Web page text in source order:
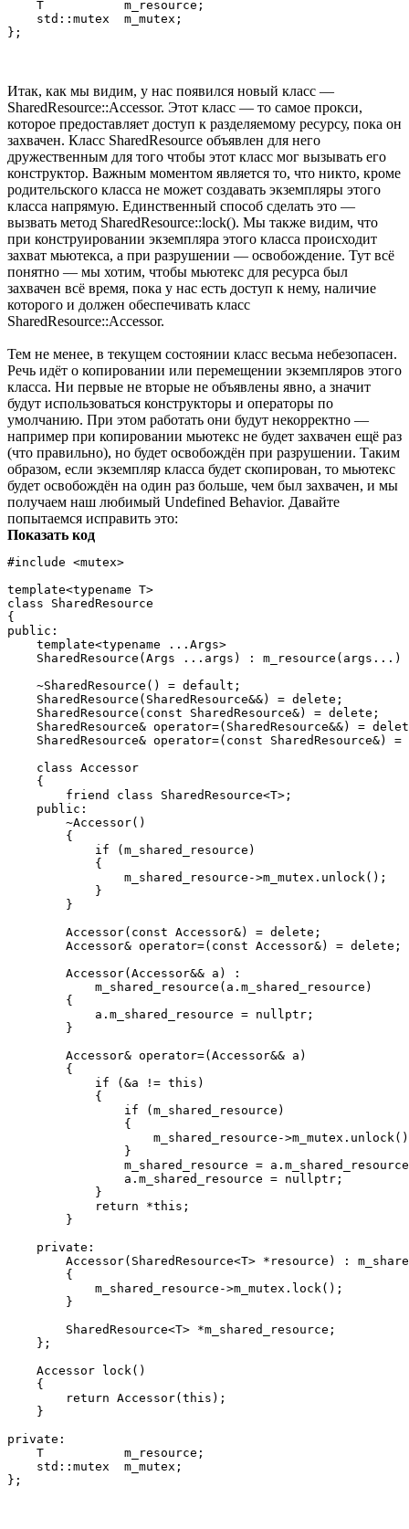
    T           m_resource;
    std::mutex  m_mutex;
Итак, как мы видим, у нас появился новый класс —
SharedResource::Accessor. Этот класс — то самое прокси,
которое предоставляет доступ к разделяемому ресурсу, пока он
захвачен. Класс SharedResource объявлен для него
дружественным для того чтобы этот класс мог вызывать его
конструктор. Важным моментом является то, что никто, кроме
родительского класса не может создавать экземпляры этого
класса напрямую. Единственный способ сделать это —
вызвать метод SharedResource::lock(). Мы также видим, что
при конструировании экземпляра этого класса происходит
захват мьютекса, а при разрушении — освобождение. Тут всё
понятно — мы хотим, чтобы мьютекс для ресурса был
захвачен всё время, пока у нас есть доступ к нему, наличие
которого и должен обеспечивать класс
SharedResource::Accessor.
Тем не менее, в текущем состоянии класс весьма небезопасен.
Речь идёт о копировании или перемещении экземпляров этого
класса. Ни первые не вторые не объявлены явно, а значит
будут использоваться конструкторы и операторы по
умолчанию. При этом работать они будут некорректно —
например при копировании мьютекс не будет захвачен ещё раз
(что правильно), но будет освобождён при разрушении. Таким
образом, если экземпляр класса будет скопирован, то мьютекс
будет освобождён на один раз больше, чем был захвачен, и мы
получаем наш любимый Undefined Behavior. Давайте
попытаемся исправить это:
Показать код
#include <mutex>
template<typename T>
class SharedResource
{
public:
    template<typename ...Args>
SharedResource(Args ...args) : m_resource(args...)
    ~SharedResource() = default;
    SharedResource(SharedResource&&) = delete;
    SharedResource(const SharedResource&) = delete;
SharedResource& operator=(SharedResource&&) =
SharedResource& operator=(const SharedResource&) =
    class Accessor
    {
        friend class SharedResource<T>;
    public:
        ~Accessor()
        {
            if (m_shared_resource)
            {
                m_shared_resource->m_mutex.unlock();
            }
        }
        Accessor(const Accessor&) = delete;
        Accessor& operator=(const Accessor&) = delete;
        Accessor(Accessor&& a) :
            m_shared_resource(a.m_shared_resource)
        {
            a.m_shared_resource = nullptr;
        }
        Accessor& operator=(Accessor&& a)
        {
            if (&a != this)
            {
                if (m_shared_resource)
                {
m_shared_resource-
                }
m_shared_resource =
                a.m_shared_resource = nullptr;
            }
            return *this;
        }
    private:
Accessor(SharedResource<T> *resource) :
        {
            m_shared_resource->m_mutex.lock();
        }
        SharedResource<T> *m_shared_resource;
    };
    Accessor lock()
    {
        return Accessor(this);
    }
private:
    T           m_resource;
    std::mutex  m_mutex;